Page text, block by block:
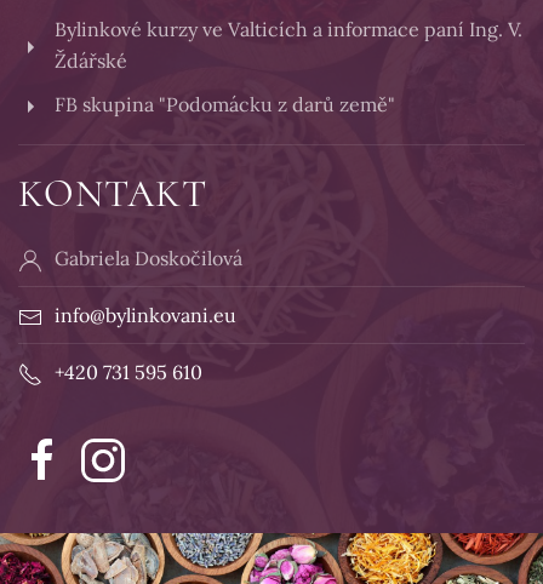
Bylinkové kurzy ve Valticích a informace paní Ing. V.
Ždářské
FB skupina "Podomácku z darů země"
KONTAKT
Gabriela Doskočilová
info@bylinkovani.eu
+420 731 595 610